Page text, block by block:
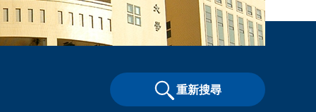
重新搜尋